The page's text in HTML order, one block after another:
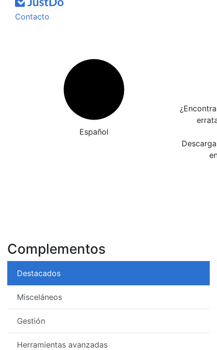
Contacto
Español
Complementos
Destacados
Misceláneos
Gestión
Herramientas avanzadas